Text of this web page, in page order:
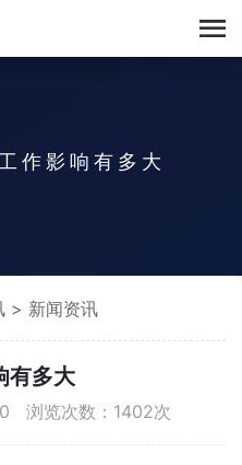
作影响有多大
> 新闻资讯
有多大
浏览次数： 1402次